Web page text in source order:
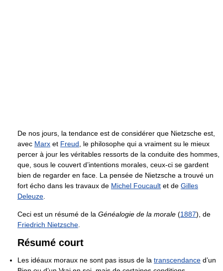
De nos jours, la tendance est de considérer que Nietzsche est,
avec Marx et Freud, le philosophe qui a vraiment su le mieux
percer à jour les véritables ressorts de la conduite des hommes,
que, sous le couvert d’intentions morales, ceux-ci se gardent
bien de regarder en face. La pensée de Nietzsche a trouvé un
fort écho dans les travaux de Michel Foucault et de Gilles
Deleuze.
Ceci est un résumé de la Généalogie de la morale (1887), de
Friedrich Nietzsche.
Résumé court
Les idéaux moraux ne sont pas issus de la transcendance d’un